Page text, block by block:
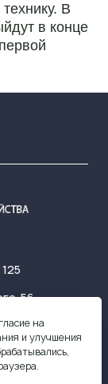
В
в конце
56
на
и улучшения